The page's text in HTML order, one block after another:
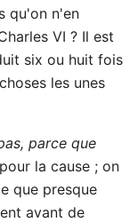
qu'on n'en
VI ? Il est
six ou huit fois
les unes
parce que
la cause ; on
que presque
avant de